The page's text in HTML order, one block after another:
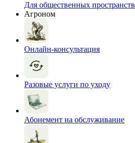
Для общественных пространств
Агроном
Онлайн-консультация
Разовые услуги по уходу
Абонемент на обслуживание